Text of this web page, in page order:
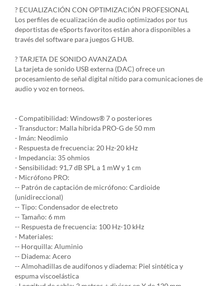
? ECUALIZACIÓN CON OPTIMIZACIÓN PROFESIONAL
Los perfiles de ecualización de audio optimizados por tus
deportistas de eSports favoritos están ahora disponibles a
través del software para juegos G HUB.
? TARJETA DE SONIDO AVANZADA
La tarjeta de sonido USB externa (DAC) ofrece un
procesamiento de señal digital nítido para comunicaciones de
audio y voz en torneos.
- Compatibilidad: Windows® 7 o posteriores
- Transductor: Malla híbrida PRO-G de 50 mm
- Imán: Neodimio
- Respuesta de frecuencia: 20 Hz-20 kHz
- Impedancia: 35 ohmios
- Sensibilidad: 91,7 dB SPL a 1 mW y 1 cm
- Micrófono PRO:
-- Patrón de captación de micrófono: Cardioide
(unidireccional)
-- Tipo: Condensador de electreto
-- Tamaño: 6 mm
-- Respuesta de frecuencia: 100 Hz-10 kHz
- Materiales:
-- Horquilla: Aluminio
-- Diadema: Acero
-- Almohadillas de audífonos y diadema: Piel sintética y
espuma viscoelástica